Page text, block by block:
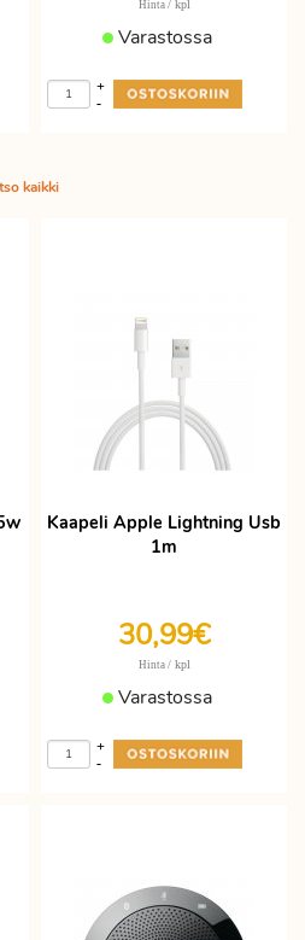
Hinta / kpl
Varastossa
-
+
kaikki
Kaapeli Apple Lightning Usb
1m
30,99€
Hinta / kpl
Varastossa
-
+